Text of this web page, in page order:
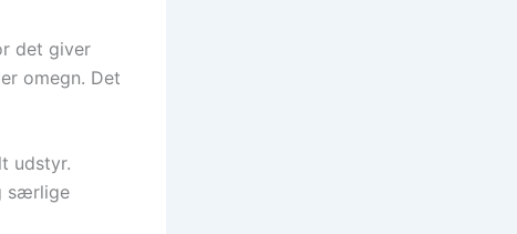
det giver
omegn. Det
udstyr.
særlige